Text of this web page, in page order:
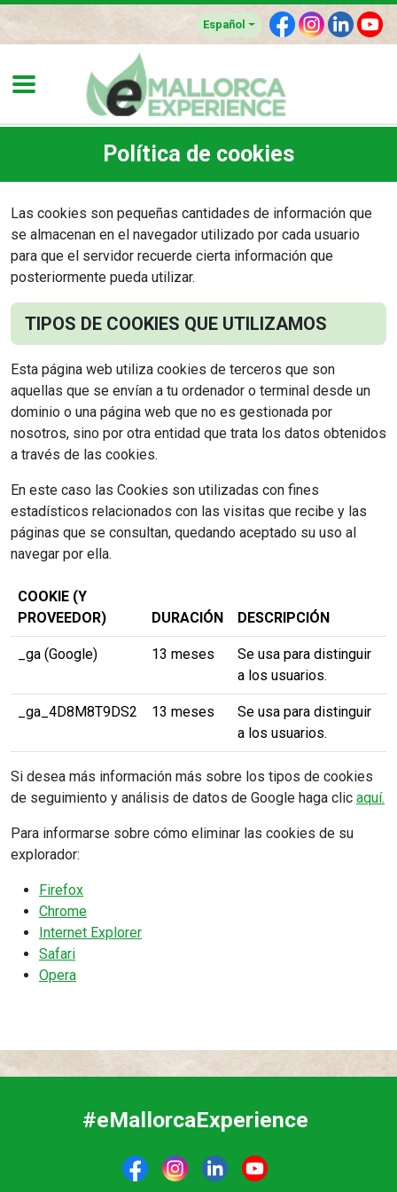
Español F I L Y
Política de cookies
Las cookies son pequeñas cantidades de información que
se almacenan en el navegador utilizado por cada usuario
para que el servidor recuerde cierta información que
posteriormente pueda utilizar.
TIPOS DE COOKIES QUE UTILIZAMOS
Esta página web utiliza cookies de terceros que son
aquellas que se envían a tu ordenador o terminal desde un
dominio o una página web que no es gestionada por
nosotros, sino por otra entidad que trata los datos obtenidos
a través de las cookies.
En este caso las Cookies son utilizadas con fines
estadísticos relacionados con las visitas que recibe y las
páginas que se consultan, quedando aceptado su uso al
navegar por ella.
COOKIE (Y
PROVEEDOR)
DURACIÓN DESCRIPCIÓN
_ga (Google) 13 meses
Se usa para distinguir
a los usuarios.
_ga_4D8M8T9DS2 13 meses
Se usa para distinguir
a los usuarios.
Si desea más información más sobre los tipos de cookies
de seguimiento y análisis de datos de Google haga clic aquí.
Para informarse sobre cómo eliminar las cookies de su
explorador:
Firefox
Chrome
Internet Explorer
Safari
Opera
#eMallorcaExperience
F I L Y